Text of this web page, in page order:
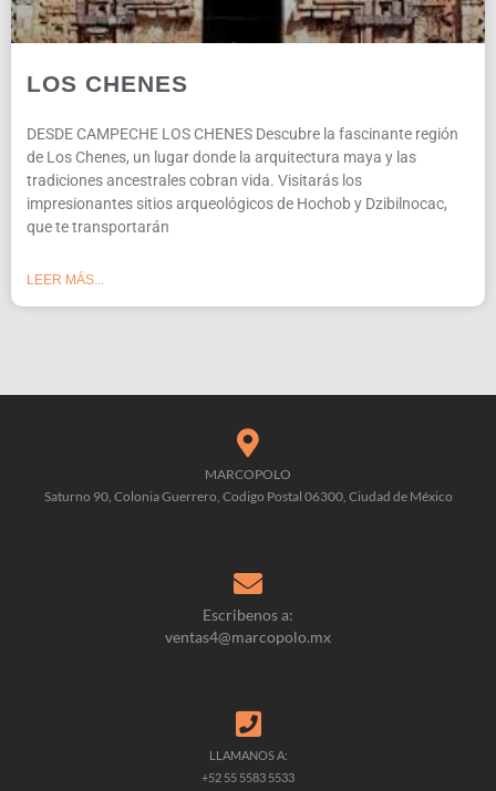
LOS CHENES
DESDE CAMPECHE LOS CHENES Descubre la fascinante región
de Los Chenes, un lugar donde la arquitectura maya y las
tradiciones ancestrales cobran vida. Visitarás los
impresionantes sitios arqueológicos de Hochob y Dzibilnocac,
que te transportarán
LEER MÁS...
MARCOPOLO
Saturno 90, Colonia Guerrero, Codigo Postal 06300, Ciudad de México
Escribenos a:
ventas4@marcopolo.mx
LLAMANOS A:
+52 55 5583 5533